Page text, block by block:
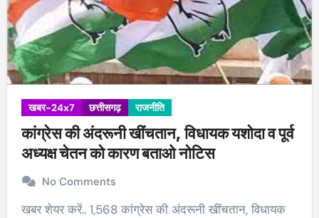
खबर-24x7 छत्तीसगढ़ राजनीति
कांग्रेस की अंदरूनी खींचतान, विधायक यशोदा व पूर्व
अध्यक्ष चेतन को कारण बताओ नोटिस
No Comments
खबर शेयर करें.. 1,568 कांग्रेस की अंदरूनी खींचतान, विधायक